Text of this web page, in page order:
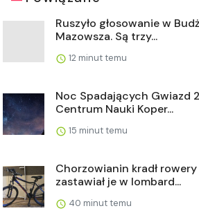
Ruszyło głosowanie w
Mazowsza. Są trzy...
12 minut temu
Noc Spadających Gwiazd
Centrum Nauki Koper...
15 minut temu
Chorzowianin kradł
zastawiał je w lombard...
40 minut temu